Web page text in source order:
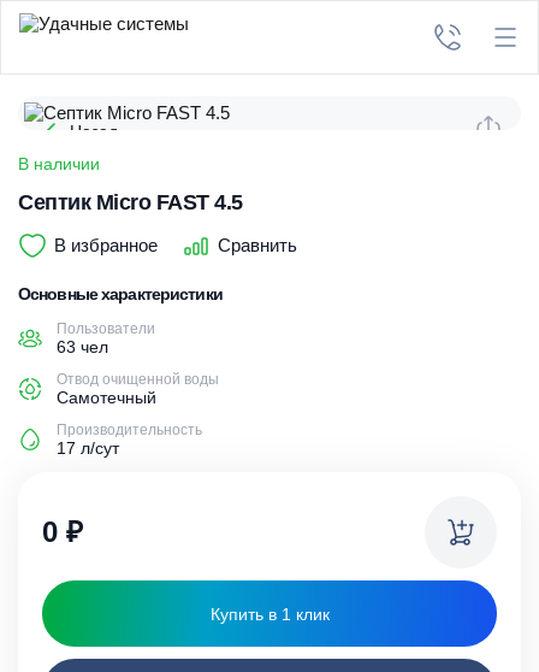
Назад
В наличии
Септик Micro FAST 4.5
В избранное Сравнить
Основные характеристики
Пользователи
63 чел
Отвод очищенной воды
Самотечный
Производительность
17 л/сут
0 ₽
Купить в 1 клик